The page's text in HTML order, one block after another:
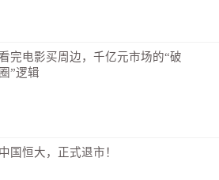
完电影买周边，千亿元市场的“破
圈”逻辑
中国恒大，正式退市！